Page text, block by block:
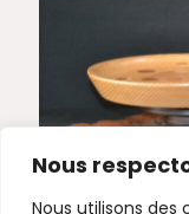
Nous
Nous utilisons des